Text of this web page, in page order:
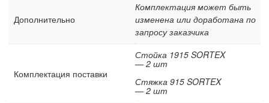
Дополнительно
Комплектация может быть
изменена или доработана по
запросу заказчика
Комплектация поставки
Стойка 1915 SORTEX
— 2 шт
Стяжка 915 SORTEX
— 2 шт